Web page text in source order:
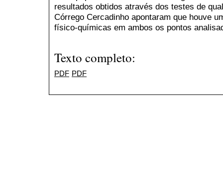
resultados obtidos através dos testes de
Córrego Cercadinho apontaram que houve
físico-químicas em ambos os pontos
Texto completo:
PDF PDF